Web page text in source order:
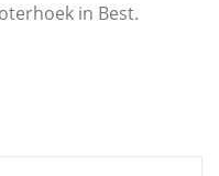
in Best.